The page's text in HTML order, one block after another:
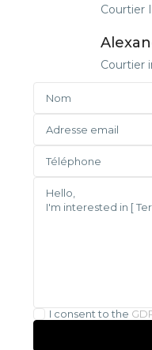
Courtier
Courtier
I consent to the